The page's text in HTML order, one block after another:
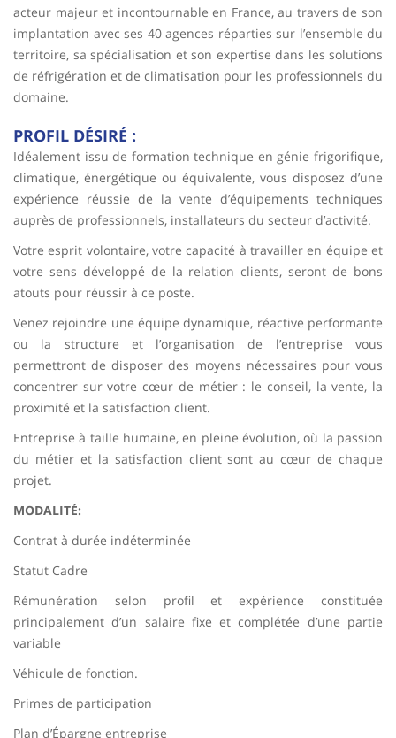
acteur majeur et incontournable en France, au travers de son
implantation avec ses 40 agences réparties sur l’ensemble du
territoire, sa spécialisation et son expertise dans les solutions
de réfrigération et de climatisation pour les professionnels du
domaine.
PROFIL DÉSIRÉ :
Idéalement issu de formation technique en génie frigorifique,
climatique, énergétique ou équivalente, vous disposez d’une
expérience réussie de la vente d’équipements techniques
auprès de professionnels, installateurs du secteur d’activité.
Votre esprit volontaire, votre capacité à travailler en équipe et
votre sens développé de la relation clients, seront de bons
atouts pour réussir à ce poste.
Venez rejoindre une équipe dynamique, réactive performante
ou la structure et l’organisation de l’entreprise vous
permettront de disposer des moyens nécessaires pour vous
concentrer sur votre cœur de métier : le conseil, la vente, la
proximité et la satisfaction client.
Entreprise à taille humaine, en pleine évolution, où la passion
du métier et la satisfaction client sont au cœur de chaque
projet.
MODALITÉ:
Contrat à durée indéterminée
Statut Cadre
Rémunération selon profil et expérience constituée
principalement d’un salaire fixe et complétée d’une partie
variable
Véhicule de fonction.
Primes de participation
Plan d’Épargne entreprise